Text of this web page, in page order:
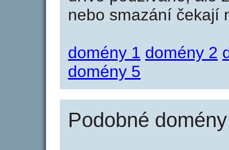
nebo smazání čekají
domény 1 domény 2
domény 5
Podobné